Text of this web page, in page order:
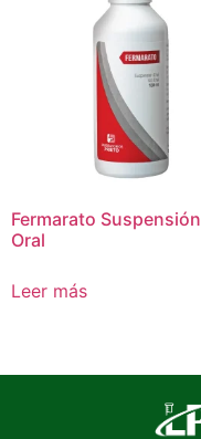
Fermarato Suspensión
Oral
Leer más